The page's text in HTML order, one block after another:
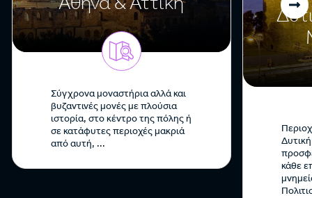
Σύγχρονα μοναστήρια αλλά και
βυζαντινές μονές με πλούσια
ιστορία, στο κέντρο της πόλης ή
σε κατάφυτες περιοχές μακριά
από αυτή, ...
κάθε